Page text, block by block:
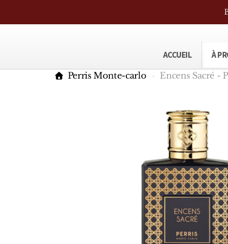
ACCUEIL À
Perris Monte-carlo Encens Sacré -